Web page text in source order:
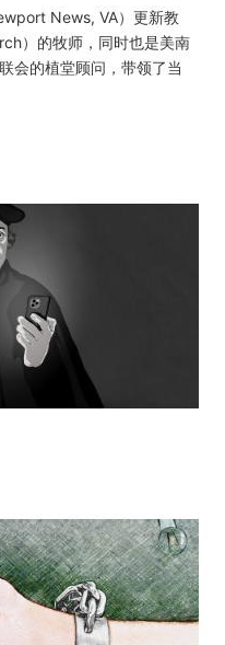
News, VA）更新教
）的牧师，同时也是美南
会的植堂顾问，带领了当